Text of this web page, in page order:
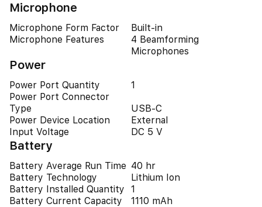
Microphone
Microphone Form Factor
Built-in
Microphone Features
4 Beamforming
Microphones
Power
Power Port Quantity
1
Power Port Connector
Type
USB-C
Power Device Location
External
Input Voltage
DC 5 V
Battery
Battery Average Run Time 40 hr
Battery Technology
Lithium Ion
Battery Installed Quantity
1
Battery Current Capacity
1110 mAh